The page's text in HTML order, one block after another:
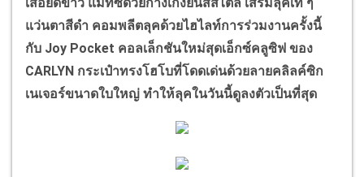
แว่นตาสีดำ คอมพลีตลุคด้วยไฮไลท์การร่วมงานครั้งนี้
กับ Joy Pocket คอลเล็กชันใหม่สุดเอ็กซ์คลูซิฟ ของ
CARLYN กระเป๋าทรงโฮโบที่โดดเด่นด้วยลายคลิลค์ซิก
เนเจอร์ขนาดใบใหญ่ ทำให้ลุคในวันนี้ดูลงตัวเป็นที่สุด